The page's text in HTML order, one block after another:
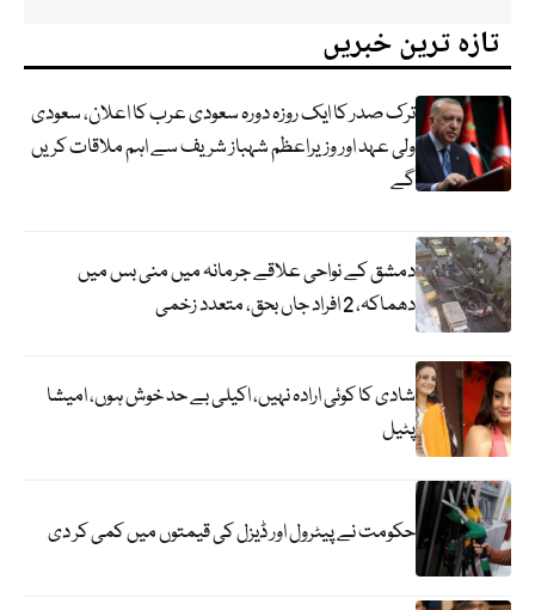
تازہ ترین خبریں
ترک صدر کا ایک روزہ دورہ سعودی عرب کا اعلان، سعودی
ولی عہد اور وزیراعظم شہباز شریف سے اہم ملاقات کریں
گے
دمشق کے نواحی علاقے جرمانہ میں منی بس میں
دھماکہ، 2 افراد جاں بحق، متعدد زخمی
شادی کا کوئی ارادہ نہیں، اکیلی بے حد خوش ہوں، امیشا
پٹیل
حکومت نے پیٹرول اور ڈیزل کی قیمتوں میں کمی کر دی